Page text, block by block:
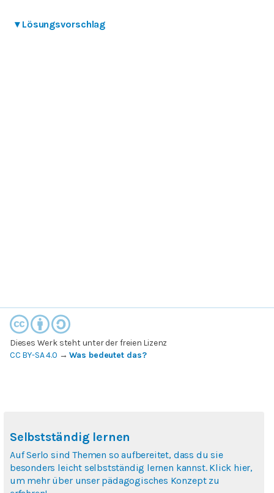
▾ Lösungsvorschlag
Dieses Werk steht unter der freien Lizenz
CC BY-SA 4.0 →Was bedeutet das?
Selbstständig lernen
Auf Serlo sind Themen so aufbereitet, dass du sie
besonders leicht selbstständig lernen kannst. Klick hier,
um mehr über unser pädagogisches Konzept zu